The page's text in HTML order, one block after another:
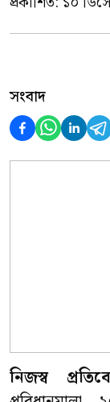
সংবাদ
নিজস্ব